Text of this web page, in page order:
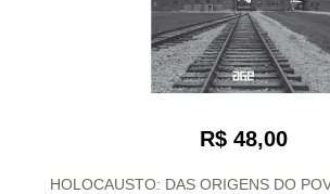
R$ 48,00
HOLOCAUSTO: DAS ORIGENS DO